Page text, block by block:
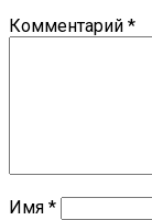
Комментарий *
Имя *